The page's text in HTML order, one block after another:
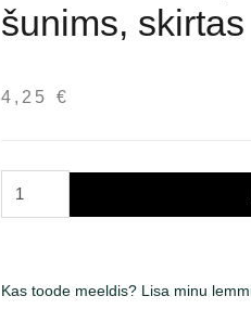
šunims,
4,25 €
Trixie
skirtas
Kas toode meeldis? Lisa minu